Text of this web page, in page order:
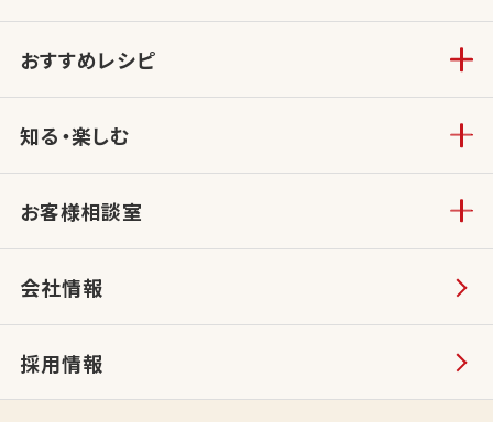
おすすめレシピ
知る・楽しむ
お客様相談室
会社情報
採用情報